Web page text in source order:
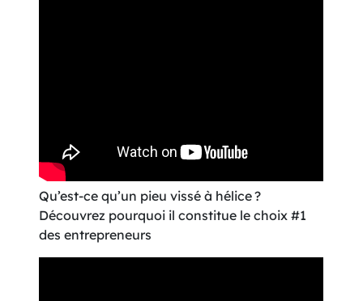
Qu’est-ce qu’un pieu vissé à hélice ?
Découvrez pourquoi il constitue le choix #1
des entrepreneurs